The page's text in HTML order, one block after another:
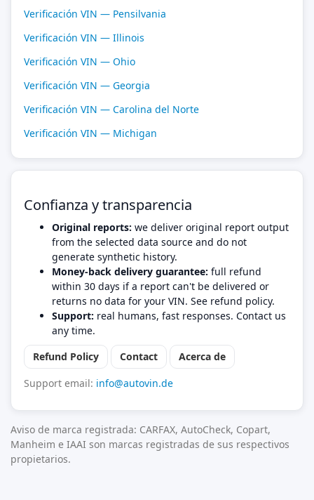
Verificación VIN — Pensilvania
Verificación VIN — Illinois
Verificación VIN — Ohio
Verificación VIN — Georgia
Verificación VIN — Carolina del Norte
Verificación VIN — Michigan
Confianza y transparencia
Original reports: we deliver original report output
from the selected data source and do not
generate synthetic history.
Money-back delivery guarantee: full refund
within 30 days if a report can't be delivered or
returns no data for your VIN. See refund policy.
Support: real humans, fast responses. Contact us
any time.
Refund Policy
Contact
Acerca de
Support email: info@autovin.de
Aviso de marca registrada: CARFAX, AutoCheck, Copart,
Manheim e IAAI son marcas registradas de sus respectivos
propietarios.